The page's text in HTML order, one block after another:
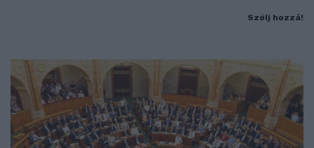
Szólj hozzá!